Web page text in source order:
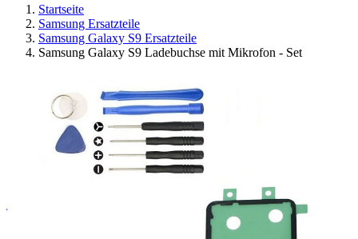
Startseite
Samsung Ersatzteile
Samsung Galaxy S9 Ersatzteile
Samsung Galaxy S9 Ladebuchse mit Mikrofon - Set